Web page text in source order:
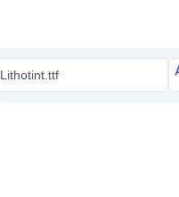
Lithotint.ttf